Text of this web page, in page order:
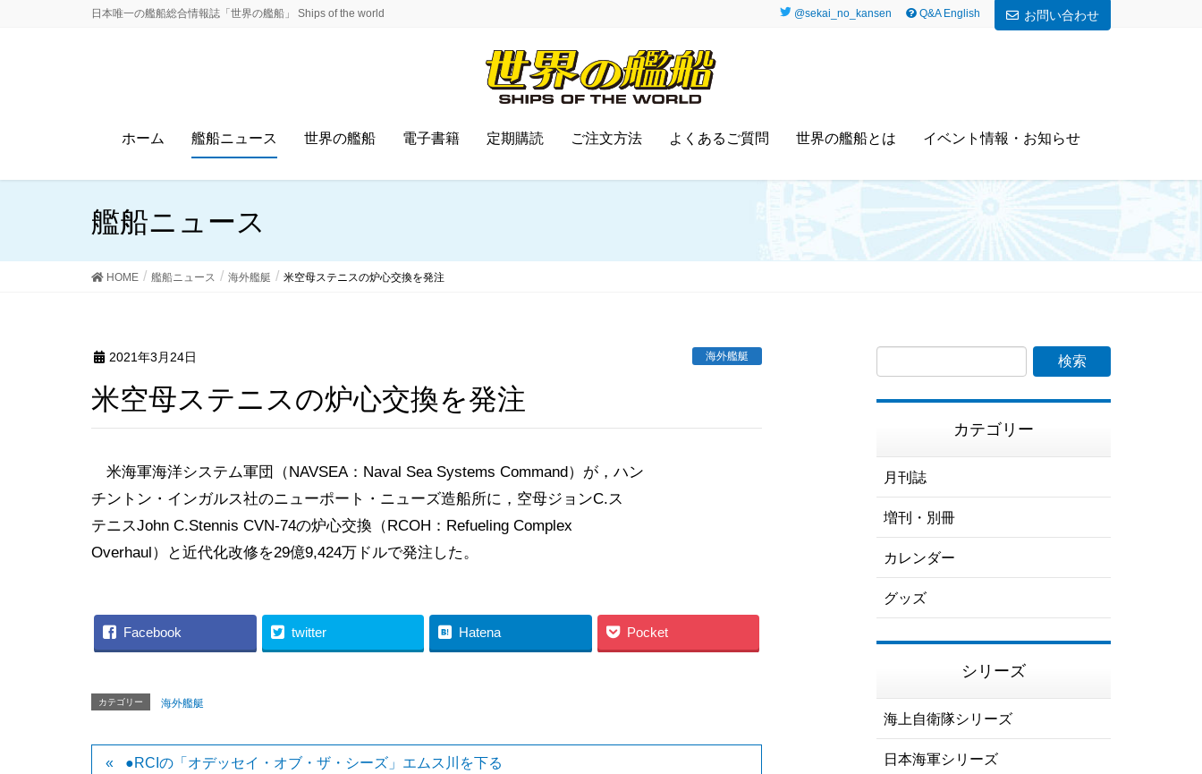
日本唯一の艦船総合情報誌「世界の艦船」 Ships of the world @sekai_no_kansen Q&A English お問い合わせ
ホーム 艦船ニュース 世界の艦船 電子書籍 定期購読 ご注文方法 よくあるご質問 世界の艦船とは イベント情報・お知らせ
艦船ニュース
HOME 艦船ニュース 海外艦艇 米空母ステニスの炉心交換を発注
2021年3月24日 海外艦艇
米空母ステニスの炉心交換を発注
米海軍海洋システム軍団（NAVSEA：Naval Sea Systems Command）が，ハン
チントン・インガルス社のニューポート・ニューズ造船所に，空母ジョンC.ス
テニスJohn C.Stennis CVN-74の炉心交換（RCOH：Refueling Complex
Overhaul）と近代化改修を29億9,424万ドルで発注した。
Facebook twitter Hatena Pocket
カテゴリー 海外艦艇
●RCIの「オデッセイ・オブ・ザ・シーズ」エムス川を下る
カテゴリー
月刊誌
増刊・別冊
カレンダー
グッズ
シリーズ
海上自衛隊シリーズ
日本海軍シリーズ